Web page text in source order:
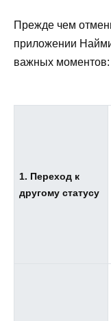
Прежде чем
приложении
важных моментов:
1. Переход к
другому статусу